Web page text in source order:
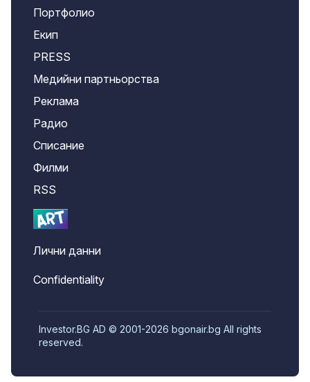
Портфолио
Екип
PRESS
Медийни партньорства
Реклама
Радио
Списание
Филми
RSS
Лични данни
Confidentiality
Investor.BG AD © 2001-2026 bgonair.bg All rights
reserved.